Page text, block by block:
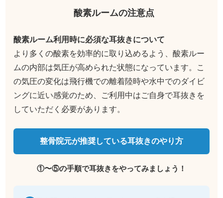
酸素ルームの注意点
酸素ルーム利用時に必須な耳抜きについて
より多くの酸素を効率的に取り込めるよう、酸素ルー
ムの内部は気圧が高められた状態になっています。こ
の気圧の変化は飛行機での離着陸時や水中でのダイビ
ングに近い感覚のため、ご利用中はご自身で耳抜きを
していただく必要があります。
整骨院元が推奨している耳抜きのやり方
①〜⑤の手順で耳抜きをやってみましょう！